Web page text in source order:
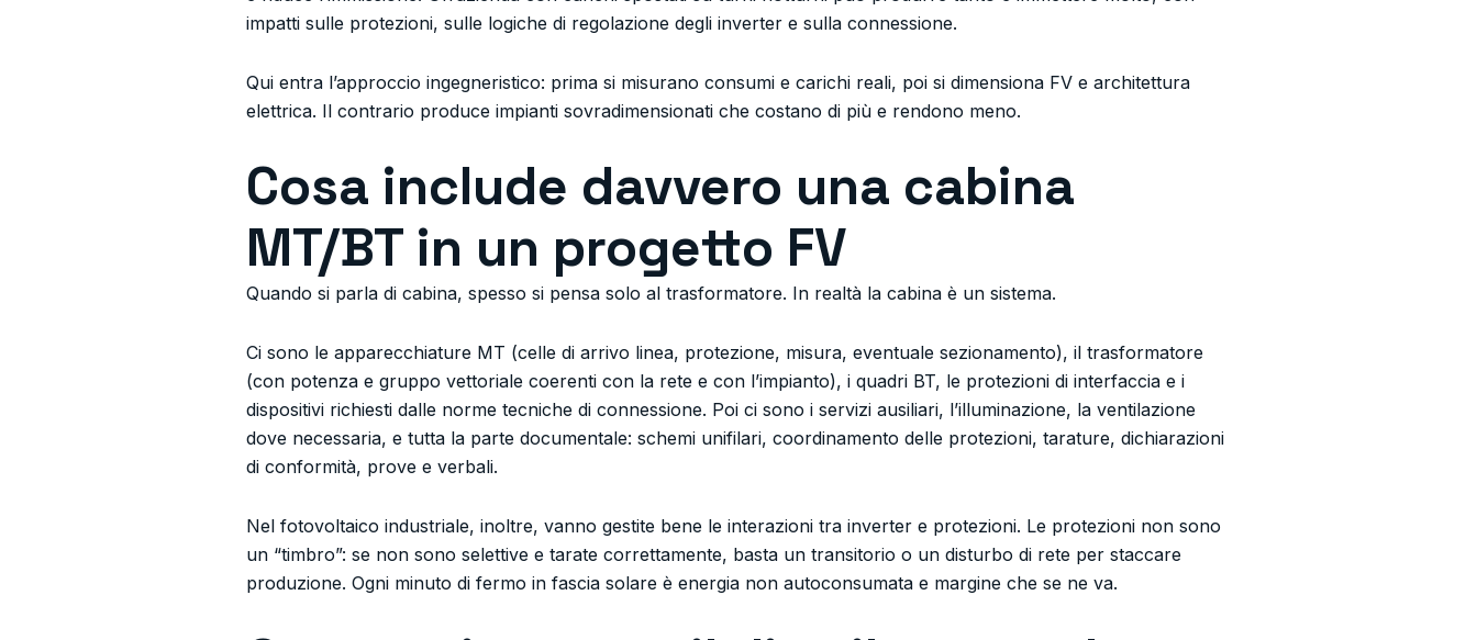
impatti sulle protezioni, sulle logiche di regolazione degli inverter e sulla connessione.
Qui entra l’approccio ingegneristico: prima si misurano consumi e carichi reali, poi si dimensiona FV e architettura
elettrica. Il contrario produce impianti sovradimensionati che costano di più e rendono meno.
Cosa include davvero una cabina
MT/BT in un progetto FV
Quando si parla di cabina, spesso si pensa solo al trasformatore. In realtà la cabina è un sistema.
Ci sono le apparecchiature MT (celle di arrivo linea, protezione, misura, eventuale sezionamento), il trasformatore
(con potenza e gruppo vettoriale coerenti con la rete e con l’impianto), i quadri BT, le protezioni di interfaccia e i
dispositivi richiesti dalle norme tecniche di connessione. Poi ci sono i servizi ausiliari, l’illuminazione, la ventilazione
dove necessaria, e tutta la parte documentale: schemi unifilari, coordinamento delle protezioni, tarature, dichiarazioni
di conformità, prove e verbali.
Nel fotovoltaico industriale, inoltre, vanno gestite bene le interazioni tra inverter e protezioni. Le protezioni non sono
un “timbro”: se non sono selettive e tarate correttamente, basta un transitorio o un disturbo di rete per staccare
produzione. Ogni minuto di fermo in fascia solare è energia non autoconsumata e margine che se ne va.